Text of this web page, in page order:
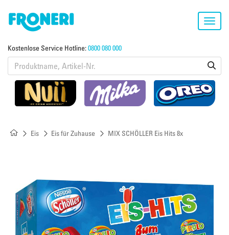
Kostenlose Service Hotline:0800 080 000
Eis Eis für Zuhause MIX SCHÖLLER Eis Hits 8x